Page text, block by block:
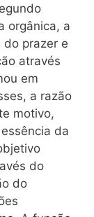
orgânica, a
do prazer e
através
em
a razão
motivo,
da
do
do